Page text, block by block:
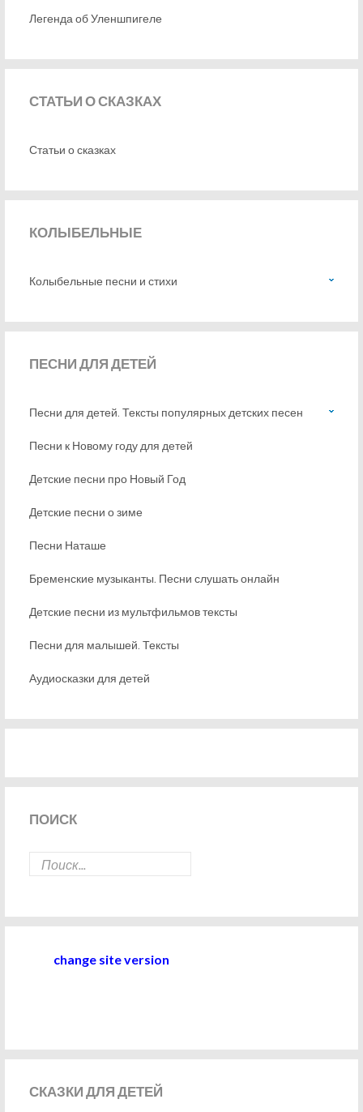
Легенда об Уленшпигеле
СТАТЬИО СКАЗКАХ
Статьи о сказках
КОЛЫБЕЛЬНЫЕ
Колыбельные песни и стихи
ПЕСНИДЛЯ ДЕТЕЙ
Песни для детей. Тексты популярных детских песен
Песни к Новому году для детей
Детские песни про Новый Год
Детские песни о зиме
Песни Наташе
Бременские музыканты. Песни слушать онлайн
Детские песни из мультфильмов тексты
Песни для малышей. Тексты
Аудиосказки для детей
ПОИСК
change site version
СКАЗКИДЛЯ ДЕТЕЙ